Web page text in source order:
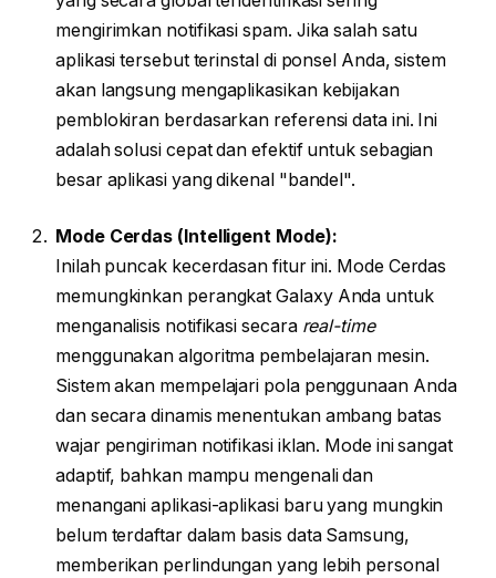
mengirimkan notifikasi spam. Jika salah satu
aplikasi tersebut terinstal di ponsel Anda, sistem
akan langsung mengaplikasikan kebijakan
pemblokiran berdasarkan referensi data ini. Ini
adalah solusi cepat dan efektif untuk sebagian
besar aplikasi yang dikenal "bandel".
Mode Cerdas (Intelligent Mode):
Inilah puncak kecerdasan fitur ini. Mode Cerdas
memungkinkan perangkat Galaxy Anda untuk
menganalisis notifikasi secara real-time
menggunakan algoritma pembelajaran mesin.
Sistem akan mempelajari pola penggunaan Anda
dan secara dinamis menentukan ambang batas
wajar pengiriman notifikasi iklan. Mode ini sangat
adaptif, bahkan mampu mengenali dan
menangani aplikasi-aplikasi baru yang mungkin
belum terdaftar dalam basis data Samsung,
memberikan perlindungan yang lebih personal